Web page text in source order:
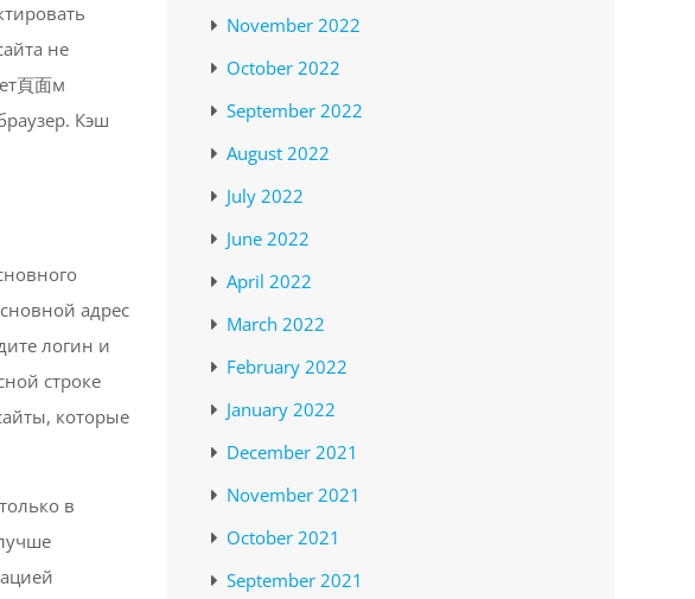
не
頁面м
Кэш
адрес
логин и
строке
которые
в
November 2022
October 2022
September 2022
August 2022
July 2022
June 2022
April 2022
March 2022
February 2022
January 2022
December 2021
November 2021
October 2021
September 2021